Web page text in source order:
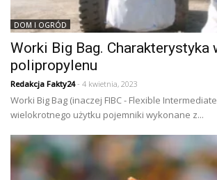
DOM I OGRÓD
Worki Big Bag. Charakterystyka
polipropylenu
Redakcja Fakty24- 4 kwietnia, 2023
Worki Big Bag (inaczej FIBC - Flexible
wielokrotnego użytku pojemniki wykonane z...